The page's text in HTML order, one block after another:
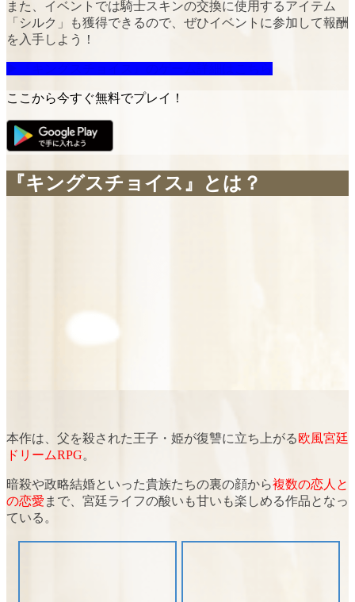
また、イベントでは騎士スキンの交換に使用するアイテム
「シルク」
も獲得できるので、ぜひイベントに参加して報酬
を入手しよう！
ここから今すぐ無料でプレイ！
『キングスチョイス』とは？
本作は、父を殺された王子・姫が復讐に立ち上がる欧風宮廷
ドリームRPG。
暗殺や政略結婚といった貴族たちの裏の顔から複数の恋人と
の恋愛 まで、宮廷ライフの酸いも甘いも楽しめる作品となっ
ている。